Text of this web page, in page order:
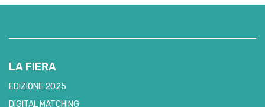
LA FIERA
EDIZIONE 2025
DIGITAL MATCHING